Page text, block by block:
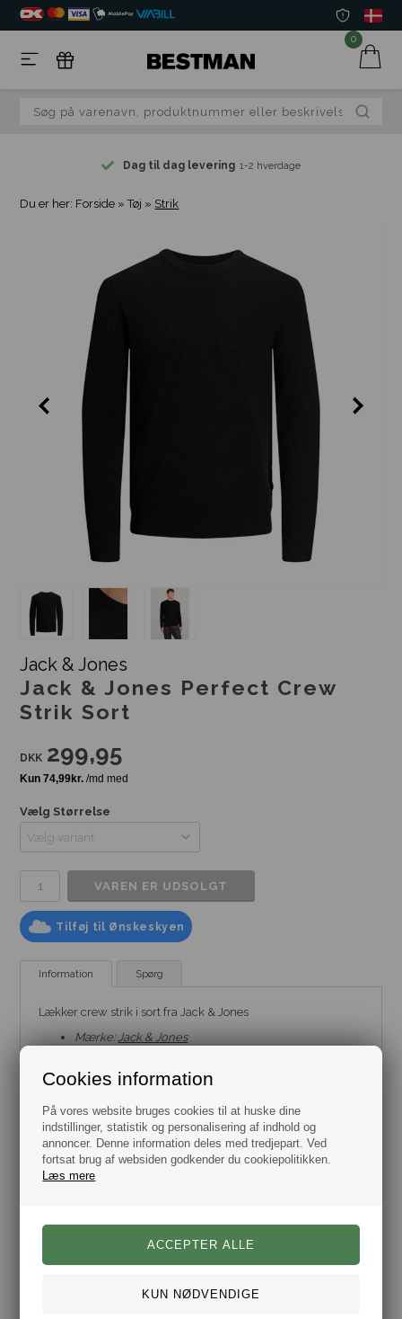
Cookies information
På vores website bruges cookies til at huske dine
indstillinger, statistik og personalisering af indhold og
annoncer. Denne information deles med tredjepart. Ved
fortsat brug af websiden godkender du cookiepolitikken.
Læs mere
0
Dag til dag levering 1-2 hverdage
Du er her: Forside »Tøj » Strik
Jack & Jones
Jack & Jones Perfect Crew
Strik Sort
DKK 299,95
Vælg Størrelse
Tilføj til Ønskeskyen
Information Spørg
Lækker crew strik i sort fra Jack & Jones
Mærke:Jack & Jones
Farve: Sort
Materiale: 50% Bomuld & 50% Polyester(Genanvendt)